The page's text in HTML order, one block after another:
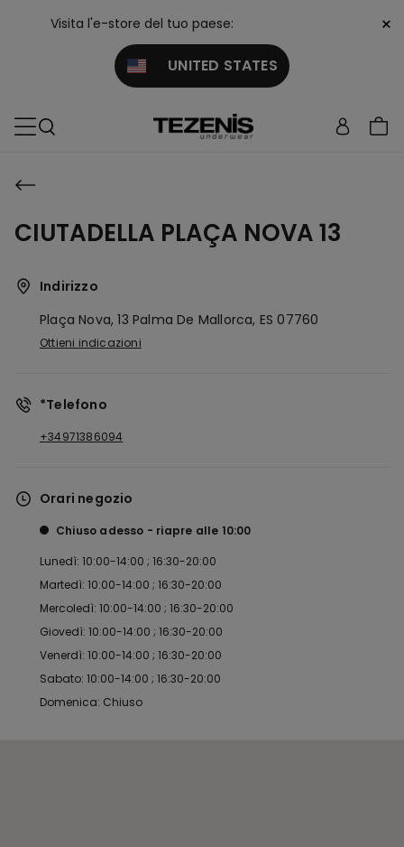
Visita l'e-store del tuo paese:
UNITED STATES
×
CIUTADELLA PLAÇA NOVA 13
Indirizzo
Plaça Nova, 13 Palma De Mallorca, ES07760
Ottieni indicazioni
*Telefono
+34971386094
Orari negozio
Chiuso adesso riapre alle 10:00
Lunedì: 10:00-14:00 ; 16:30-20:00
Martedì: 10:00-14:00 ; 16:30-20:00
Mercoledì: 10:00-14:00 ; 16:30-20:00
Giovedì: 10:00-14:00 ; 16:30-20:00
Venerdì: 10:00-14:00 ; 16:30-20:00
Sabato: 10:00-14:00 ; 16:30-20:00
Domenica: Chiuso